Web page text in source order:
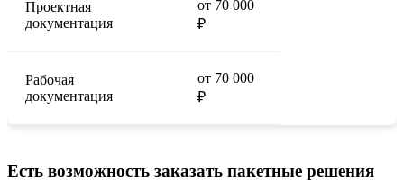
Проектная
документация
от 70 000
₽
Рабочая
документация
от 70 000
₽
Есть возможность заказать пакетные решения